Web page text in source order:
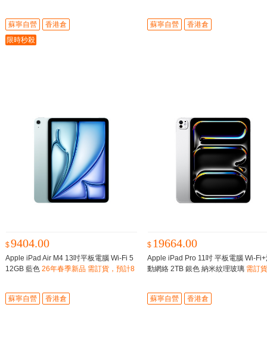
蘇寧自營
香港倉
限時秒殺
蘇寧自營 香港倉
$9404.00
Apple iPad Air M4 13吋平板電腦 Wi‑Fi 5
12GB 藍色 26年春季新品 需訂貨，預計8
蘇寧自營 香港倉
$ 19664.00
Apple iPad Pro 11吋 平板電腦 Wi-
動網絡 2TB 銀色 納米紋理玻璃 需訂
蘇寧自營 香港倉